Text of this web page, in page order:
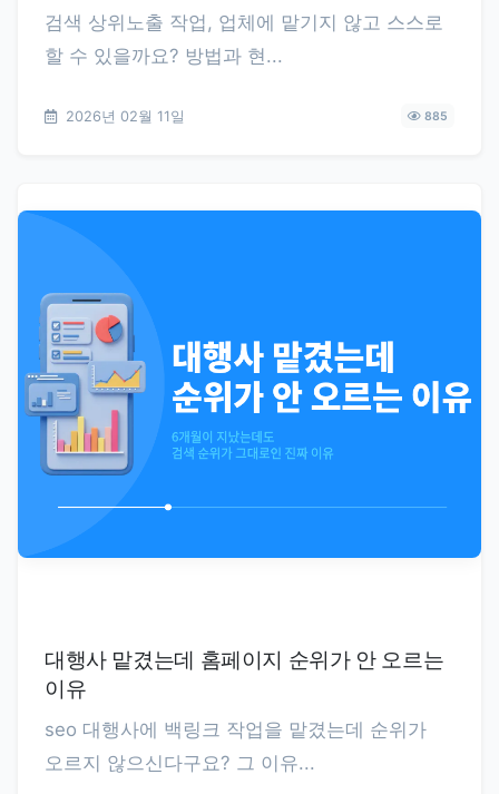
검색 상위노출 작업, 업체에 맡기지 않고 스스로
할 수 있을까요? 방법과 현...
2026년 02월 11일 885
대행사 맡겼는데 홈페이지 순위가 안 오르는
이유
seo 대행사에 백링크 작업을 맡겼는데 순위가
오르지 않으신다구요? 그 이유...